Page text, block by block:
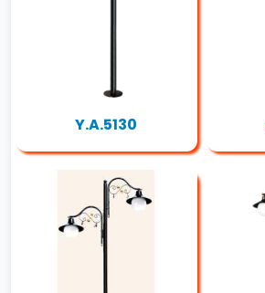
Y.A.5130